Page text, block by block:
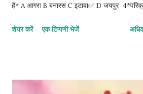
हैं* A आगरा B बनारस C इटावा✅ D जयपुर
कहाँ लगता हैं* A हरियाणा✅ B पंश्चिम बंगाल C
सितम्बर C 25 जनवरी D 5 नवम्बर 9*विश्व थियेटर
शेयर करें एक टिप्पणी भेजें